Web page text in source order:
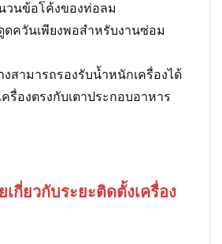
วนข้อโค้งของท่อลม
ดควันเพียงพอสำหรับงานซ่อม
งสามารถรองรับน้ำหนักเครื่องได้
รื่องตรงกับเตาประกอบอาหาร
กี่ยวกับระยะติดตั้งเครื่อง